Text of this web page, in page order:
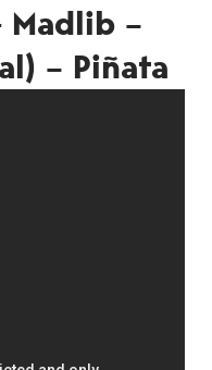
Madlib –
– Piñata